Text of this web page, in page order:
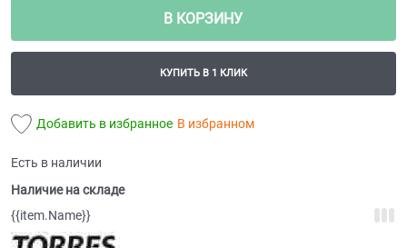
В КОРЗИНУ
КУПИТЬ В 1 КЛИК
Добавить в избранное В избранном
Есть в наличии
Наличие на складе
{{item.Name}}